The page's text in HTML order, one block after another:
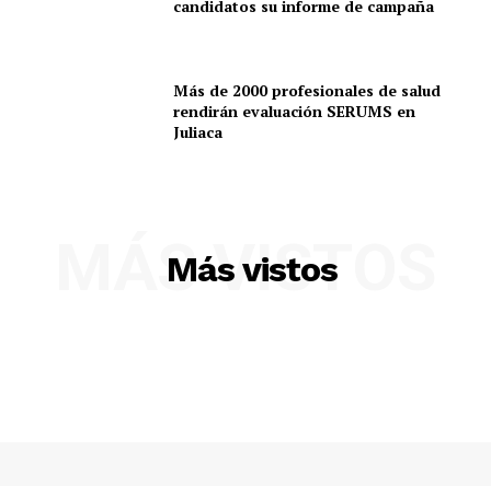
candidatos su informe de campaña
Más de 2000 profesionales de salud
rendirán evaluación SERUMS en
Juliaca
Más vistos
MÁS VISTOS